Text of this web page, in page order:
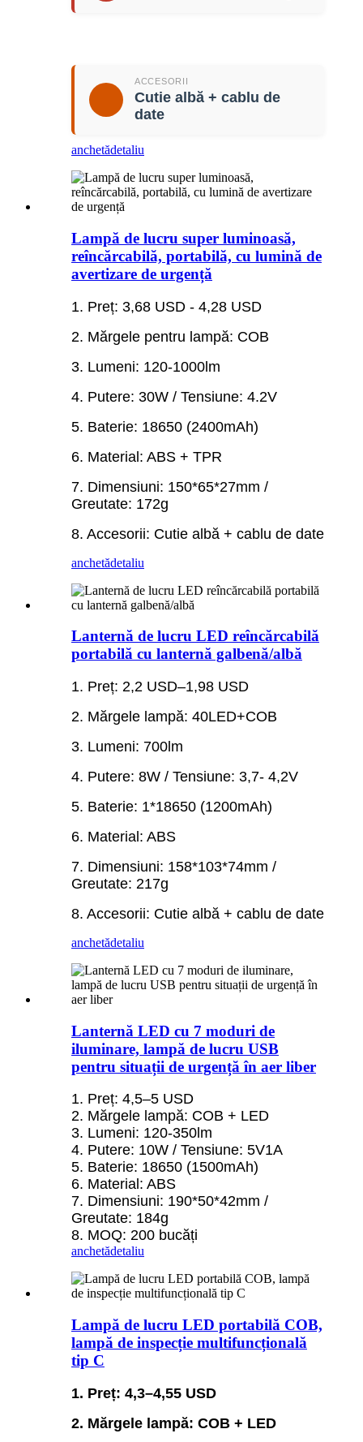
ACCESORII
Cutie albă + cablu de
date
anchetădetaliu
Lampă de lucru super luminoasă,
reîncărcabilă, portabilă, cu lumină de
avertizare de urgență
1. Preț: 3,68 USD - 4,28 USD
2. Mărgele pentru lampă: COB
3. Lumeni: 120-1000lm
4. Putere: 30W / Tensiune: 4.2V
5. Baterie: 18650 (2400mAh)
6. Material: ABS + TPR
7. Dimensiuni: 150*65*27mm /
Greutate: 172g
8. Accesorii: Cutie albă + cablu de date
anchetădetaliu
Lanternă de lucru LED reîncărcabilă
portabilă cu lanternă galbenă/albă
1. Preț: 2,2 USD–1,98 USD
2. Mărgele lampă: 40LED+COB
3. Lumeni: 700lm
4. Putere: 8W / Tensiune: 3,7- 4,2V
5. Baterie: 1*18650 (1200mAh)
6. Material: ABS
7. Dimensiuni: 158*103*74mm /
Greutate: 217g
8. Accesorii: Cutie albă + cablu de date
anchetădetaliu
Lanternă LED cu 7 moduri de
iluminare, lampă de lucru USB
pentru situații de urgență în aer liber
1. Preț: 4,5–5 USD
2. Mărgele lampă: COB + LED
3. Lumeni: 120-350lm
4. Putere: 10W / Tensiune: 5V1A
5. Baterie: 18650 (1500mAh)
6. Material: ABS
7. Dimensiuni: 190*50*42mm /
Greutate: 184g
8. MOQ: 200 bucăți
anchetădetaliu
Lampă de lucru LED portabilă COB,
lampă de inspecție multifuncțională
tip C
1. Preț: 4,3–4,55 USD
2. Mărgele lampă: COB + LED